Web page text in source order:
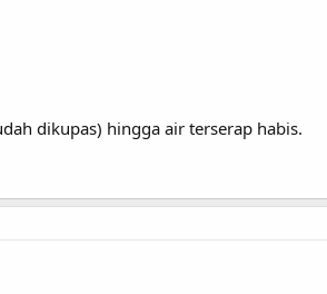
dikupas) hingga air terserap habis.